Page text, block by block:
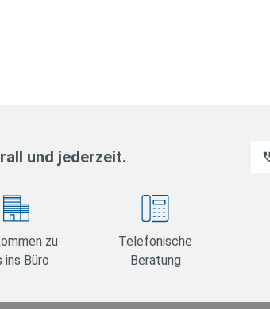
und jederzeit.
zu
ins Büro
Telefonische
Beratung